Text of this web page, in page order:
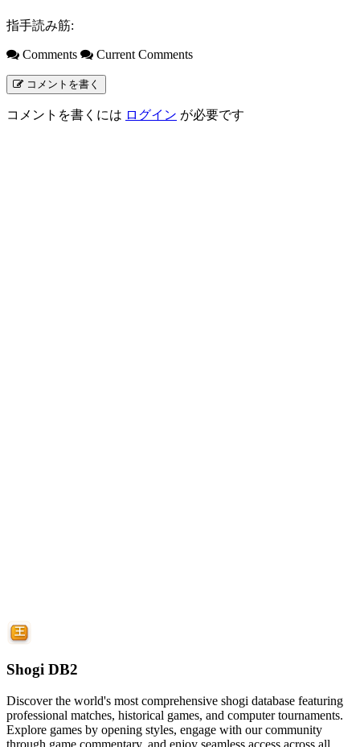
指手読み筋:
Comments Current Comments
コメントを書く
コメントを書くには ログイン が必要です
Shogi DB2
Discover the world's most comprehensive shogi database featuring
professional matches, historical games, and computer tournaments.
Explore games by opening styles, engage with our community
through game commentary, and enjoy seamless access across all